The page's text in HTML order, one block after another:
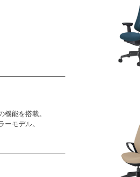
能を搭載。
モデル。